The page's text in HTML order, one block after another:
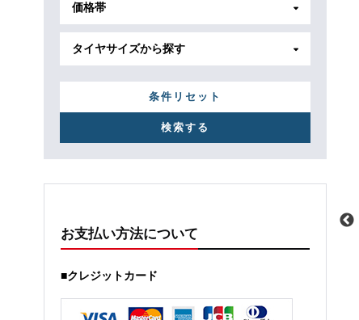
価格帯
タイヤサイズから探す
条件リセット
お支払い方法について
■クレジットカード
トヨタ
サイズ 14インチ